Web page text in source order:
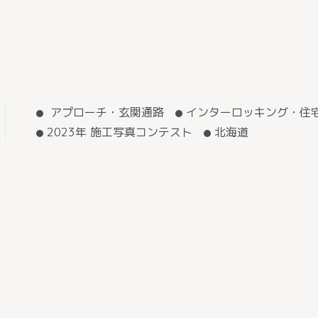
アプローチ・玄関通路 インターロッキング・住
2023年 施工写真コンテスト
北海道